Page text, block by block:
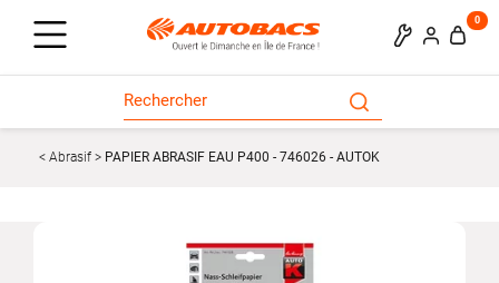
0
Abrasif PAPIER ABRASIF EAU P400 - 746026 - AUTOK